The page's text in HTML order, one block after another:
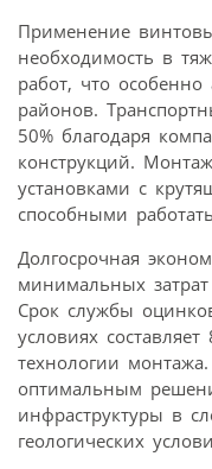
Применение
необходимость в
работ, что особенно
районов.
50% благодаря
конструкций.
установками с
способными
Долгосрочная
минимальных
Срок службы
условиях
технологии
оптимальным
инфраструктуры в
геологических